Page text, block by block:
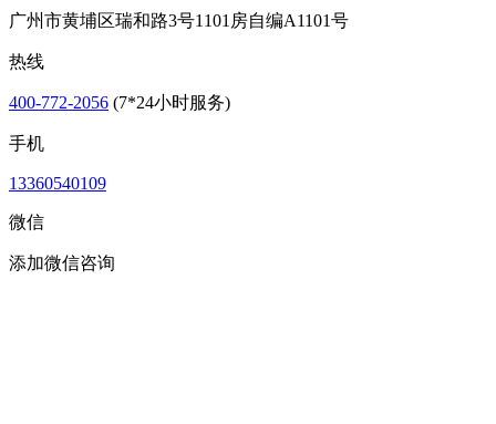
广州市黄埔区瑞和路3号1101房自编A1101号
热线
400-772-2056 (7*24小时服务)
手机
13360540109
微信
添加微信咨询